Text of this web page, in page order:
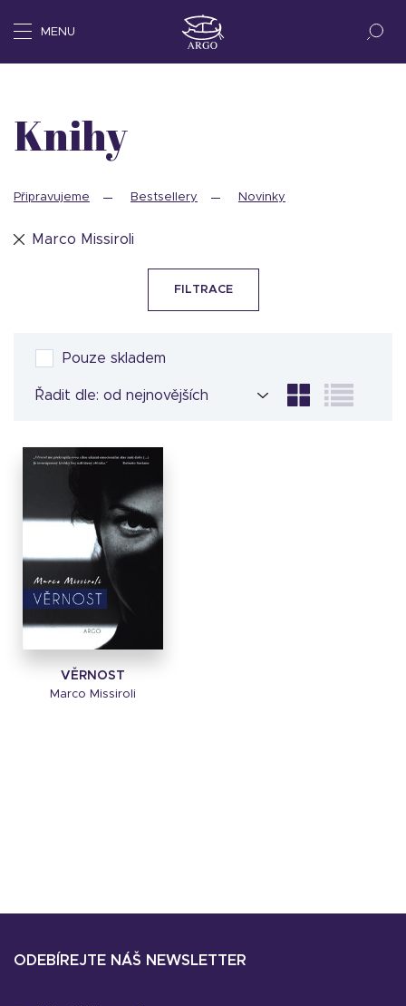
MENU
Knihy
Připravujeme Bestsellery Novinky
Marco Missiroli
FILTRACE
Pouze skladem
Řadit dle:
VĚRNOST
Marco Missiroli
ODEBÍREJTE NÁŠ NEWSLETTER